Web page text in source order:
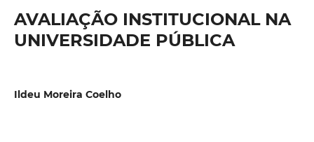
AVALIAÇÃO INSTITUCIONAL NA
UNIVERSIDADE PÚBLICA
Ildeu Moreira Coelho